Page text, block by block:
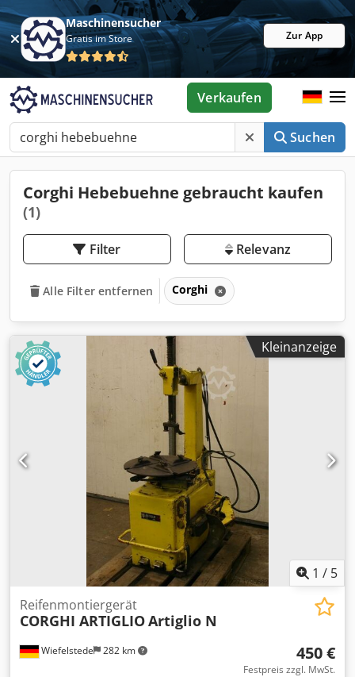
Maschinensucher
Gratis im Store Zur App
Suchen
Verkaufen
Corghi Hebebuehne gebraucht kaufen
(1)
Filter Relevanz
Alle Filter entfernen Corghi
Kleinanzeige
1 / 5
Wiefelstede 282 km
Reifenmontiergerät
CORGHI ARTIGLIOArtiglio N
450 €
Festpreis zzgl. MwSt.